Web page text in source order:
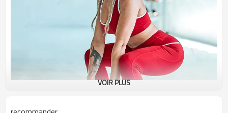
VOIR PLUS